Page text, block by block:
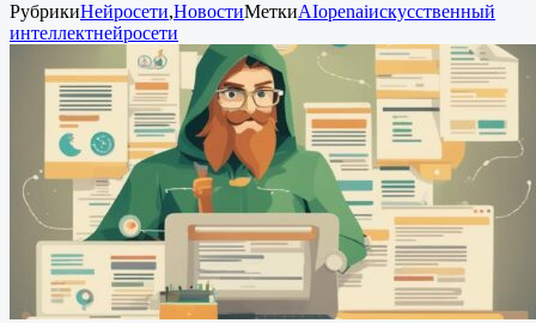
РубрикиНейросети,НовостиМеткиAIopenaiискусственный
интеллектнейросети